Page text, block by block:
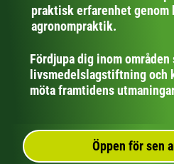
praktisk erfarenhet genom
agronompraktik.
Fördjupa dig inom
livsmedelslagstiftning
möta framtidens
Öppen för sen